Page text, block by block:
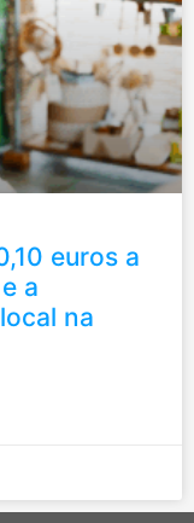
euros a
a
na